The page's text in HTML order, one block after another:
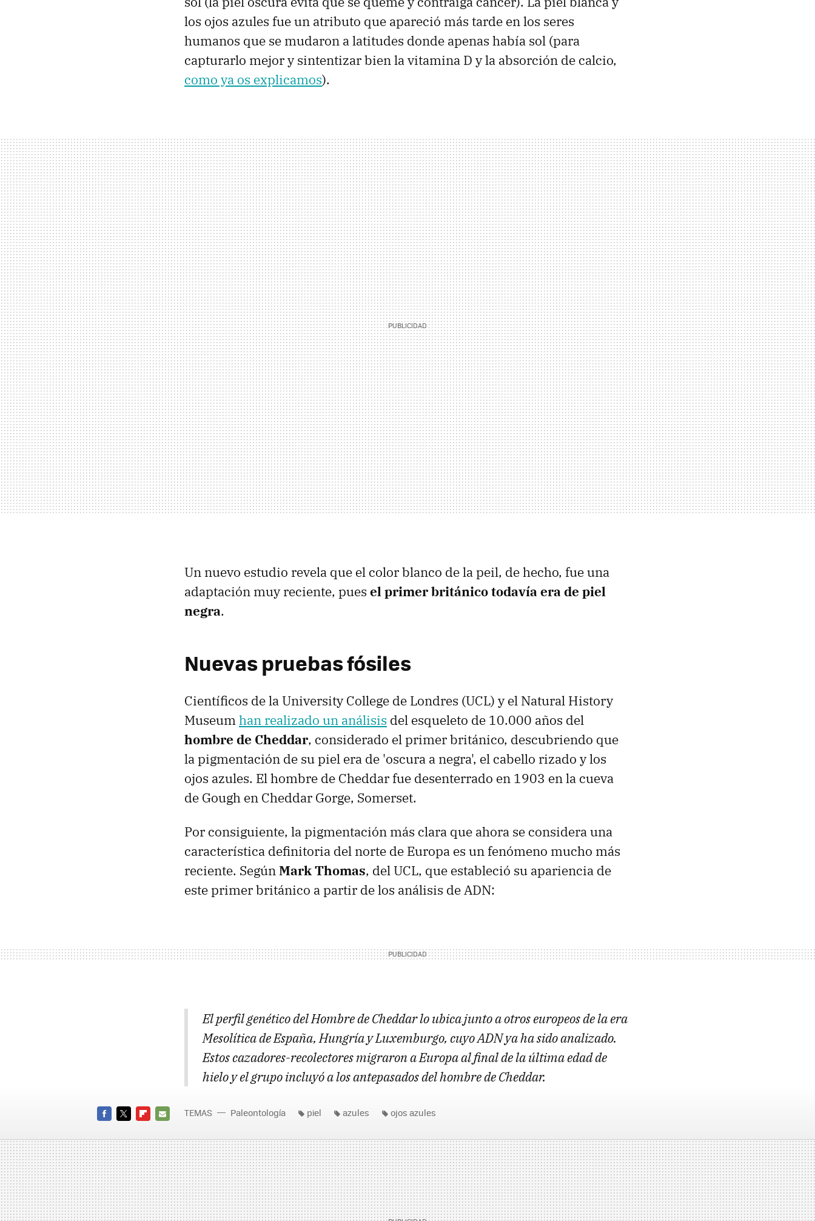
los ojos azules fue un atributo que apareció más tarde en los seres
humanos que se mudaron a latitudes donde apenas había sol (para
capturarlo mejor y sintentizar bien la vitamina D y la absorción de calcio,
como ya os explicamos).
Un nuevo estudio revela que el color blanco de la peil, de hecho, fue una
adaptación muy reciente, pues el primer británico todavía era de piel
negra.
Nuevas pruebas fósiles
Científicos de la University College de Londres (UCL) y el Natural History
Museumhan realizado un análisis del esqueleto de 10.000 años del
hombre de Cheddar, considerado el primer británico, descubriendo que
la pigmentación de su piel era de 'oscura a negra', el cabello rizado y los
ojos azules. El hombre de Cheddar fue desenterrado en 1903 en la cueva
de Gough en Cheddar Gorge, Somerset.
Por consiguiente, la pigmentación más clara que ahora se considera una
característica definitoria del norte de Europa es un fenómeno mucho más
reciente. SegúnMark Thomas, del UCL, que estableció su apariencia de
este primer británico a partir de los análisis de ADN:
El perfil genético del Hombre de Cheddar lo ubica junto a otros europeos de la era
Mesolítica de España, Hungría y Luxemburgo, cuyo ADN ya ha sido analizado.
Estos cazadores-recolectores migraron a Europa al final de la última edad de
hielo y el grupo incluyó a los antepasados del hombre de Cheddar.
MAIL
TEMAS Paleontología piel azules ojos azules